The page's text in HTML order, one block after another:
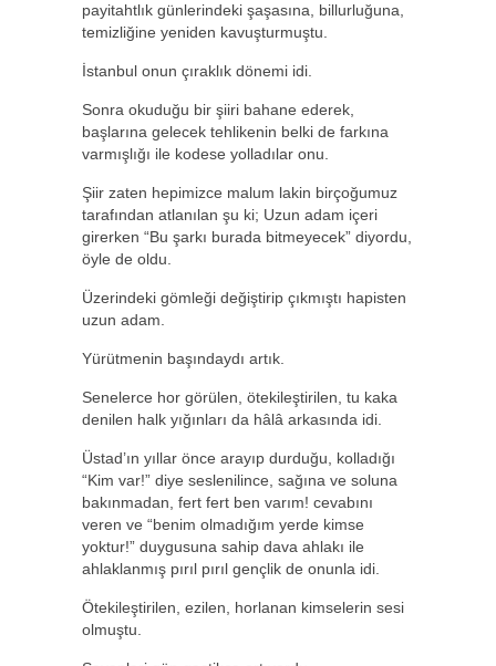
payitahtlık günlerindeki şaşasına, billurluğuna,
temizliğine yeniden kavuşturmuştu.
İstanbul onun çıraklık dönemi idi.
Sonra okuduğu bir şiiri bahane ederek,
başlarına gelecek tehlikenin belki de farkına
varmışlığı ile kodese yolladılar onu.
Şiir zaten hepimizce malum lakin birçoğumuz
tarafından atlanılan şu ki; Uzun adam içeri
girerken “Bu şarkı burada bitmeyecek” diyordu,
öyle de oldu.
Üzerindeki gömleği değiştirip çıkmıştı hapisten
uzun adam.
Yürütmenin başındaydı artık.
Senelerce hor görülen, ötekileştirilen, tu kaka
denilen halk yığınları da hâlâ arkasında idi.
Üstad’ın yıllar önce arayıp durduğu, kolladığı
“Kim var!” diye seslenilince, sağına ve soluna
bakınmadan, fert fert ben varım! cevabını
veren ve “benim olmadığım yerde kimse
yoktur!” duygusuna sahip dava ahlakı ile
ahlaklanmış pırıl pırıl gençlik de onunla idi.
Ötekileştirilen, ezilen, horlanan kimselerin sesi
olmuştu.